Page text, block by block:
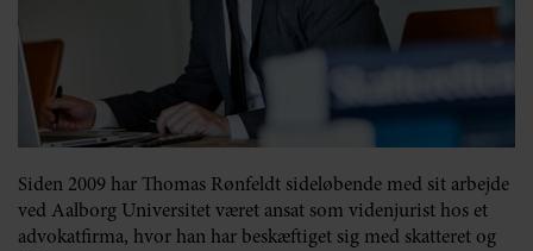
Siden 2009 har Thomas Rønfeldt sideløbende med sit arbejde
ved Aalborg Universitet været ansat som videnjurist hos et
advokatfirma, hvor han har beskæftiget sig med skatteret og